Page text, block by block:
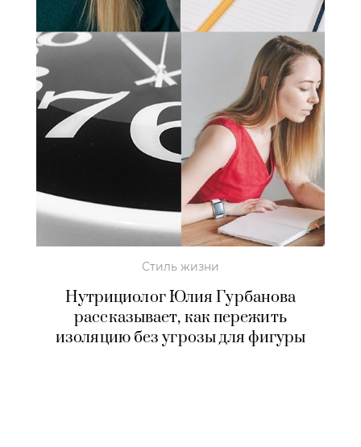
Стиль жизни
Нутрициолог Юлия Гурбанова
рассказывает, как пережить
изоляцию без угрозы для фигуры